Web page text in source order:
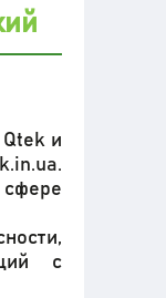
и
с